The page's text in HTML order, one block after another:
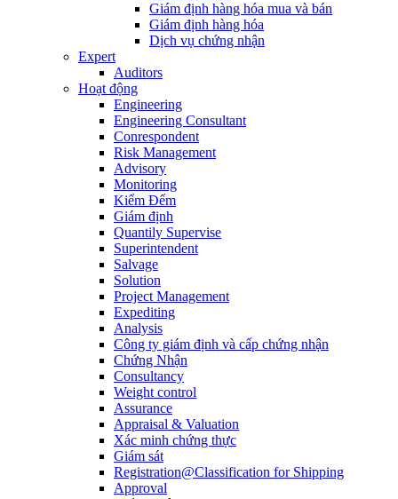
Giám định hàng hóa mua và bán
Giám định hàng hóa
Dịch vụ chứng nhận
Expert
Auditors
Hoạt động
Engineering
Engineering Consultant
Conrespondent
Risk Management
Advisory
Monitoring
Kiểm Đếm
Giám định
Quantily Supervise
Superintendent
Salvage
Solution
Project Management
Expediting
Analysis
Công ty giám định và cấp chứng nhận
Chứng Nhận
Consultancy
Weight control
Assurance
Appraisal & Valuation
Xác minh chứng thực
Giám sát
Registration@Classification for Shipping
Approval